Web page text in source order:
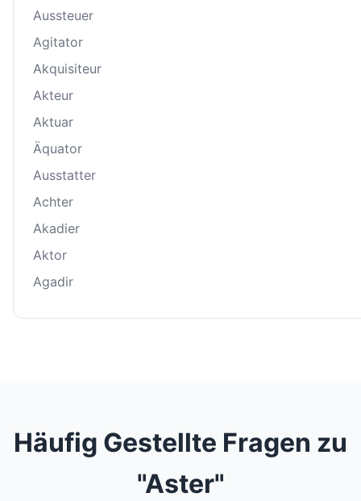
Aussteuer
Agitator
Akquisiteur
Akteur
Aktuar
Äquator
Ausstatter
Achter
Akadier
Aktor
Agadir
Häufig Gestellte Fragen zu
"Aster"